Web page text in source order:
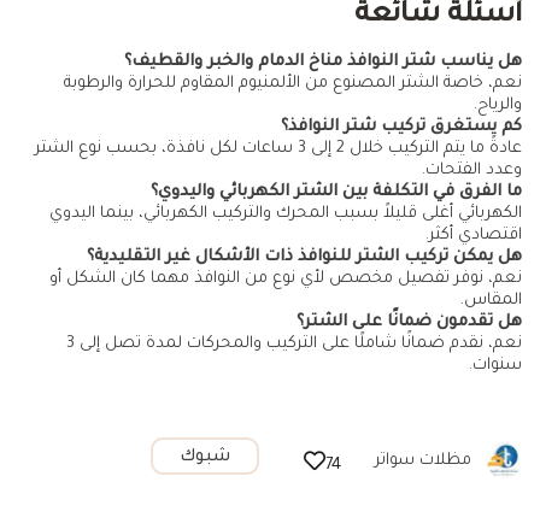
أسئلة شائعة
هل يناسب شتر النوافذ مناخ الدمام والخبر والقطيف؟
نعم، خاصة الشتر المصنوع من الألمنيوم المقاوم للحرارة والرطوبة
والرياح.
كم يستغرق تركيب شتر النوافذ؟
عادةً ما يتم التركيب خلال 2 إلى 3 ساعات لكل نافذة، بحسب نوع الشتر
وعدد الفتحات.
ما الفرق في التكلفة بين الشتر الكهربائي واليدوي؟
الكهربائي أغلى قليلاً بسبب المحرك والتركيب الكهربائي، بينما اليدوي
اقتصادي أكثر.
هل يمكن تركيب الشتر للنوافذ ذات الأشكال غير التقليدية؟
نعم، نوفر تفصيل مخصص لأي نوع من النوافذ مهما كان الشكل أو
المقاس.
هل تقدمون ضمانًا على الشتر؟
نعم، نقدم ضمانًا شاملًا على التركيب والمحركات لمدة تصل إلى 3
سنوات.
مظلات سواتر 74 شبوك